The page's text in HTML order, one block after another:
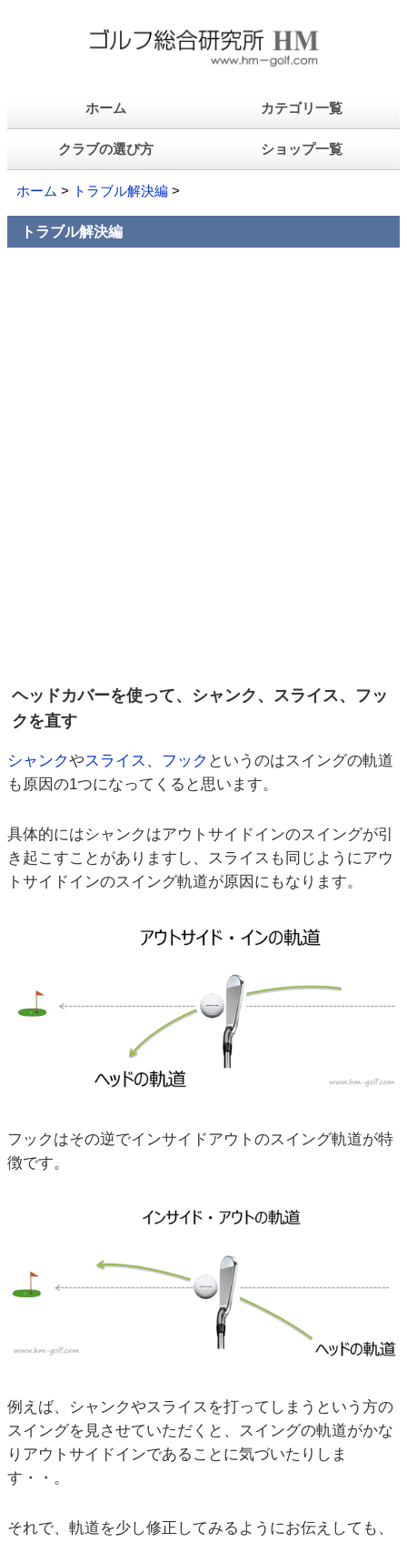
ホーム カテゴリ一覧
クラブの選び方 ショップ一覧
ホーム > トラブル解決編 >
トラブル解決編
ヘッドカバーを使って、シャンク、スライス、フッ
クを直す
シャンクやスライス 、 フック というのはスイングの軌道
も原因の1つになってくると思います。
具体的にはシャンクはアウトサイドインのスイングが引
き起こすことがありますし、スライスも同じようにアウ
トサイドインのスイング軌道が原因にもなります。
フックはその逆でインサイドアウトのスイング軌道が特
徴です。
例えば、シャンクやスライスを打ってしまうという方の
スイングを見させていただくと、スイングの軌道がかな
りアウトサイドインであることに気づいたりしま
す・・。
それで、軌道を少し修正してみるようにお伝えしても、